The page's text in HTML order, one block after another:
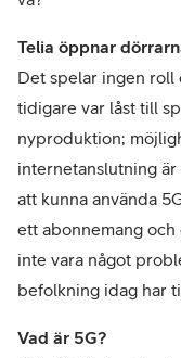
Telia öppnar
Det spelar ingen roll
tidigare var låst till
nyproduktion;
internetanslutning
att kunna använda
ett abonnemang och
inte vara något
befolkning idag har
Vad är 5G?